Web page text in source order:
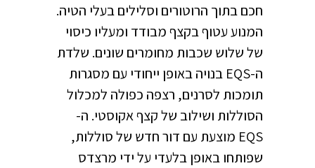
חכם בתוך הרוטורים וסלילים בעלי הטיה.
המנוע עטוף בקצף מבודד ומעליו כיסוי
של שלוש שכבות מחומרים שונים. שלדת
ה-EQS בנויה באופן ייחודי עם מסגרות
תומכות לסרנים, רצפה כפולה למכלול
הסוללות ושילוב של קצף אקוסטי. ה-
EQS מוצעת עם דור חדש של סוללות,
שפותחו באופן בלעדי על ידי מרצדס